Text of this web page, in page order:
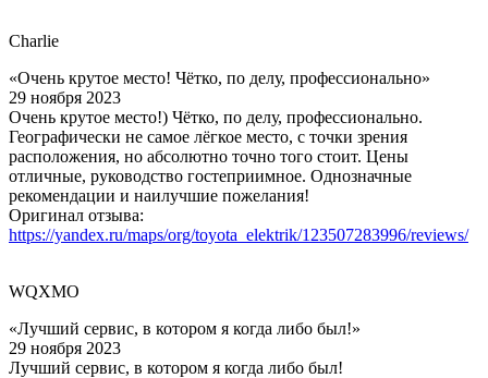
Charlie
«Очень крутое место! Чётко, по делу, профессионально»
29 ноября 2023
Очень крутое место!) Чётко, по делу, профессионально.
Географически не самое лёгкое место, с точки зрения
расположения, но абсолютно точно того стоит. Цены
отличные, руководство гостеприимное. Однозначные
рекомендации и наилучшие пожелания!
Оригинал отзыва:
https://yandex.ru/maps/org/toyota_elektrik/123507283996/reviews/
WQXMO
«Лучший сервис, в котором я когда либо был!»
29 ноября 2023
Лучший сервис, в котором я когда либо был!